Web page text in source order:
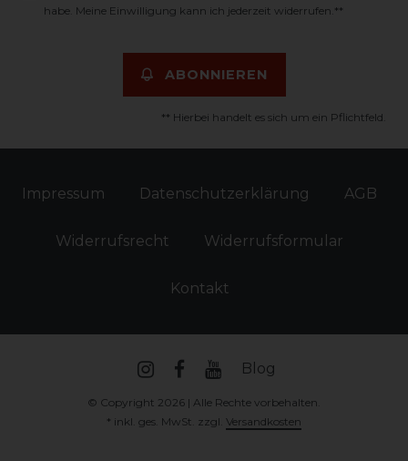
habe. Meine Einwilligung kann ich jederzeit widerrufen.**
ABONNIEREN
** Hierbei handelt es sich um ein Pflichtfeld.
Impressum Daten­schutz­erklärung AGB
Widerrufs­recht Widerrufs­formular
Kontakt
Blog
© Copyright 2026 | Alle Rechte vorbehalten.
* inkl. ges. MwSt. zzgl. Versandkosten